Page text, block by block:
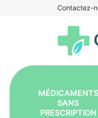
Contactez-
MÉDICAMENTS
SANS
PRESCRIPTION